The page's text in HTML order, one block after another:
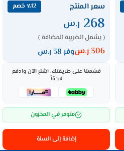
سعر المنتج ٪12 خصم
268 ر.س
( يشمل الضريبة المضافة )
306ر.سوفر 38 ر.س
قسّمها على طريقتك، اشترِ الآن وادفع
لاحقاً
متوفر في المخزون
إضافة إلى السلة